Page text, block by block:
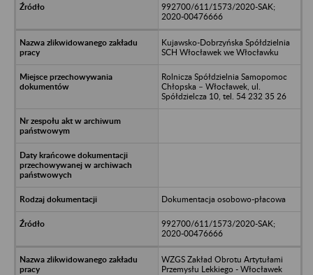
992700/611/1573/2020-SAK;
2020-00476666
Kujawsko-Dobrzyńska Spółdzielnia
SCH Włocławek we Włocławku
Rolnicza Spółdzielnia Samopomoc
Chłopska – Włocławek, ul.
Spółdzielcza 10, tel. 54 232 35 26
Dokumentacja osobowo-płacowa
992700/611/1573/2020-SAK;
2020-00476666
WZGS Zakład Obrotu Artytułami
Przemysłu Lekkiego - Włocławek